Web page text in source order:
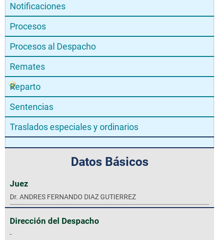
Notificaciones
Procesos
Procesos al Despacho
Remates
Reparto
Sentencias
Traslados especiales y ordinarios
Datos Básicos
Juez
Dr. ANDRES FERNANDO DIAZ GUTIERREZ
Dirección del Despacho
-